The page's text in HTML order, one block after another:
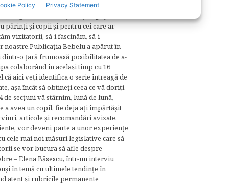
Policy Privacy Statement
a scrie, din plăcerea graficienilor ei de
segmentul de creştere şi îngrijire a
părinţi şi copii şi pentru cei care ar
vizitatorii, să-i fascinăm, să-i
Publicația Bebelu a apărut în
o ţară frumoasă posibilitatea de a-
colaborând în acelaşi timp cu 16
aici veţi identifica o serie întreagă de
aşa încât să obtineţi ceea ce vă doriţi
de secțuni vă stârnim, lună de lună,
a avea un copil, fie deja aţi împărtăşit
articole şi recomandări avizate.
vor deveni parte a unor experienţe
cele mai noi măsuri legislative care să
se vor bucura să afle despre
– Elena Băsescu, într-un interviu
în temă cu ultimele tendinţe în
atent şi rubricile permanente